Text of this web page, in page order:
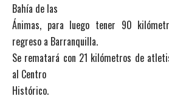
Bahía de las
Ánimas, para luego tener 90
regreso a Barranquilla.
Se rematará con 21 kilómetros de
al Centro
Histórico.